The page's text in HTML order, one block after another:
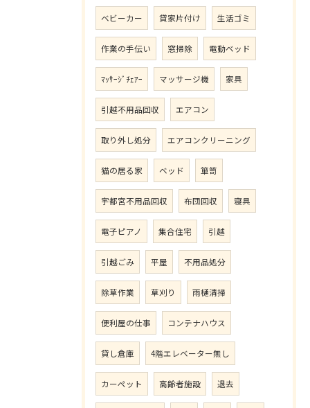
ベビーカー 貸家片付け 生活ゴミ
作業の手伝い 窓掃除 電動ベッド
ﾏｯｻｰｼﾞﾁｪｱｰ マッサージ機 家具
引越不用品回収 エアコン
取り外し処分 エアコンクリーニング
猫の居る家 ベッド 箪笥
宇都宮不用品回収 布団回収 寝具
電子ピアノ 集合住宅 引越
引越ごみ 平屋 不用品処分
除草作業 草刈り 雨樋清掃
便利屋の仕事 コンテナハウス
貸し倉庫 4階エレベーター無し
カーペット 高齢者施設 退去